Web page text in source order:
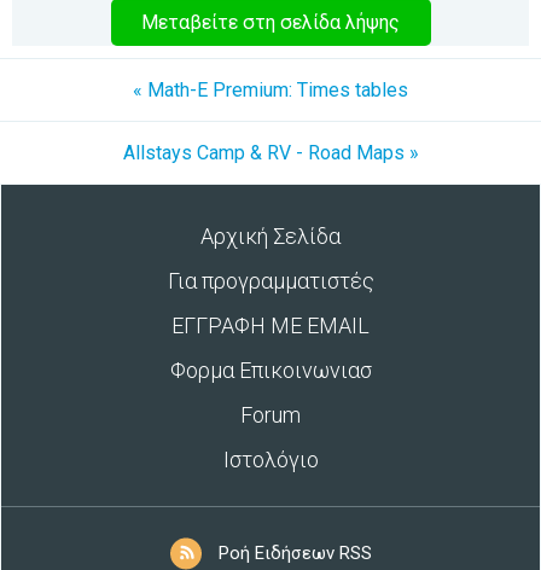
Μεταβείτε στη σελίδα λήψης
« Math-E Premium: Times tables
Allstays Camp & RV - Road Maps »
Αρχική Σελίδα
Για προγραμματιστές
ΕΓΓΡΑΦΗ ΜΕ EMAIL
Φορμα Επικοινωνιασ
Forum
Ιστολόγιο
Ροή Ειδήσεων RSS